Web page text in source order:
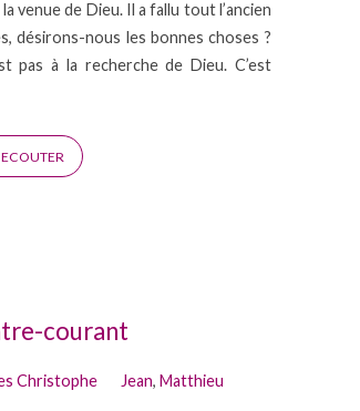
venue de Dieu. Il a fallu tout l’ancien
désirons-nous les bonnes choses ?
pas à la recherche de Dieu. C’est
ECOUTER
courant
Christophe Jean,Matthieu